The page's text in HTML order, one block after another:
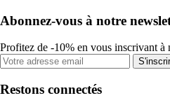
Abonnez-vous à notre
Profitez de -10% en vous inscrivant à
Restons connectés